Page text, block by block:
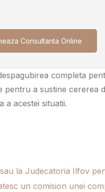
Consultanta Online
completa
a sustine cererea
a acestei situatii.
la Judecatoria Ilfov
un comision unei